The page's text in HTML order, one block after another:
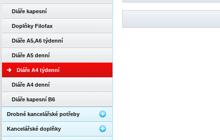
Diáře kapesní
Doplňky Filofax
Diáře A5,A6 týdenní
Diáře A5 denní
Diáře A4 týdenní
Diáře A4 denní
Diáře kapesní B6
Drobné kancelářské potřeby
Kancelářské doplňky